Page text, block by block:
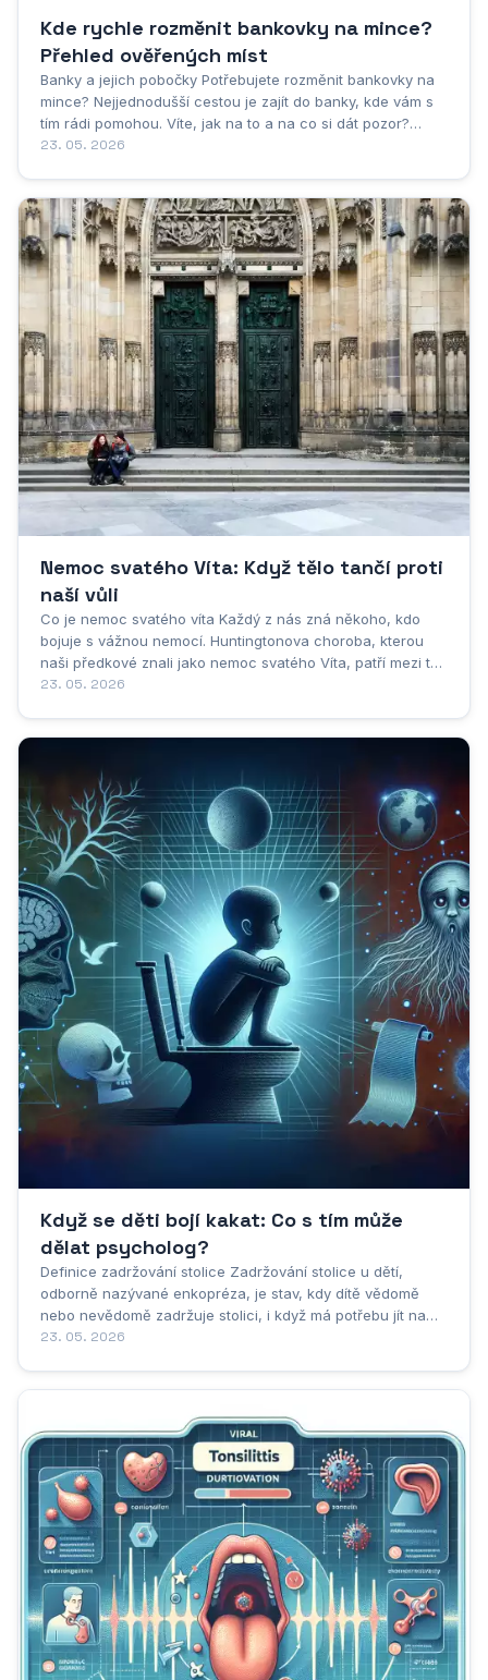
Kde rychle rozměnit bankovky na mince?
Přehled ověřených míst
Banky a jejich pobočky Potřebujete rozměnit bankovky na
mince? Nejjednodušší cestou je zajít do banky, kde vám s
tím rádi pomohou. Víte, jak na to a na co si dát pozor?
Každý z nás se někdy ocitl v situaci, kdy nutně potřeboval
23. 05. 2026
Nemoc svatého Víta: Když tělo tančí proti
naší vůli
Co je nemoc svatého víta Každý z nás zná někoho, kdo
bojuje s vážnou nemocí. Huntingtonova choroba, kterou
naši předkové znali jako nemoc svatého Víta, patří mezi ty
nejzákeřnější. Představte si, že vaše tělo přestává
23. 05. 2026
Když se děti bojí kakat: Co s tím může
dělat psycholog?
Definice zadržování stolice Zadržování stolice u dětí,
odborně nazývané enkopréza, je stav, kdy dítě vědomě
nebo nevědomě zadržuje stolici, i když má potřebu jít na
toaletu. Důležité je si uvědomit, že se nejedná o projev
23. 05. 2026